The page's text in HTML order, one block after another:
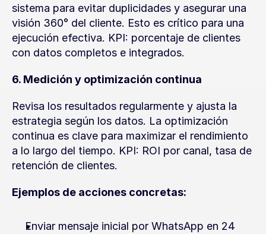
sistema para evitar duplicidades y asegurar una
visión 360° del cliente. Esto es crítico para una
ejecución efectiva. KPI: porcentaje de clientes
con datos completos e integrados.
6. Medición y optimización continua
Revisa los resultados regularmente y ajusta la
estrategia según los datos. La optimización
continua es clave para maximizar el rendimiento
a lo largo del tiempo. KPI: ROI por canal, tasa de
retención de clientes.
Ejemplos de acciones concretas:
Enviar mensaje inicial por WhatsApp en 24